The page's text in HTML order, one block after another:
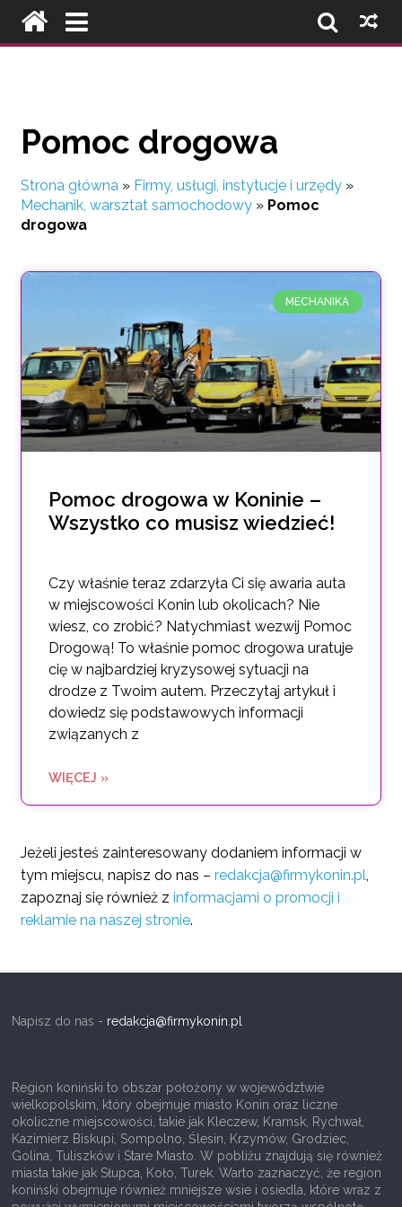
Pomoc drogowa
Strona główna » Firmy, usługi, instytucje i urzędy »
Mechanik, warsztat samochodowy » Pomoc
drogowa
MECHANIKA
Pomoc drogowa w Koninie –
Wszystko co musisz wiedzieć!
Czy właśnie teraz zdarzyła Ci się awaria auta
w miejscowości Konin lub okolicach? Nie
wiesz, co zrobić? Natychmiast wezwij Pomoc
Drogową! To właśnie pomoc drogowa uratuje
cię w najbardziej kryzysowej sytuacji na
drodze z Twoim autem. Przeczytaj artykuł i
dowiedz się podstawowych informacji
związanych z
WIĘCEJ »
Jeżeli jesteś zainteresowany dodaniem informacji w
tym miejscu, napisz do nas –redakcja@firmykonin.pl
zapoznaj się również zinformacjami o promocji i
reklamie na naszej stronie.
Napisz do nas - redakcja@firmykonin.pl
Region koniński to obszar położony w województwie
wielkopolskim, który obejmuje miasto Konin oraz liczne
okoliczne miejscowości, takie jak Kleczew, Kramsk, Rychwał,
Kazimierz Biskupi, Sompolno, Ślesin, Krzymów, Grodziec,
Golina, Tuliszków i Stare Miasto. W pobliżu znajdują się również
miasta takie jak Słupca, Koło, Turek. Warto zaznaczyć, że region
koniński obejmuje również mniejsze wsie i osiedla, które wraz z